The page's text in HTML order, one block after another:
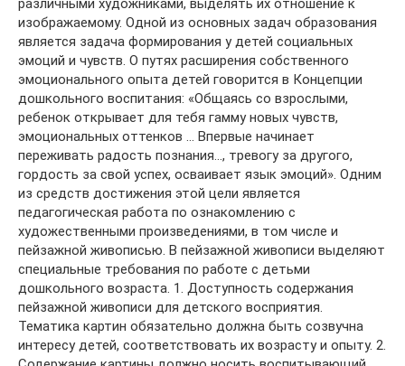
различными художниками, выделять их отношение к
изображаемому. Одной из основных задач образования
является задача формирования у детей социальных
эмоций и чувств. О путях расширения собственного
эмоционального опыта детей говорится в Концепции
дошкольного воспитания: «Общаясь со взрослыми,
ребенок открывает для тебя гамму новых чувств,
эмоциональных оттенков … Впервые начинает
переживать радость познания…, тревогу за другого,
гордость за свой успех, осваивает язык эмоций». Одним
из средств достижения этой цели является
педагогическая работа по ознакомлению с
художественными произведениями, в том числе и
пейзажной живописью. В пейзажной живописи выделяют
специальные требования по работе с детьми
дошкольного возраста. 1. Доступность содержания
пейзажной живописи для детского восприятия.
Тематика картин обязательно должна быть созвучна
интересу детей, соответствовать их возрасту и опыту. 2.